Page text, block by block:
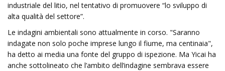
industriale del litio, nel tentativo di promuovere “lo sviluppo di
alta qualità del settore”.
Le indagini ambientali sono attualmente in corso. "Saranno
indagate non solo poche imprese lungo il fiume, ma centinaia",
ha detto ai media una fonte del gruppo di ispezione. Ma Yicai ha
anche sottolineato che l’ambito dell’indagine sembrava essere